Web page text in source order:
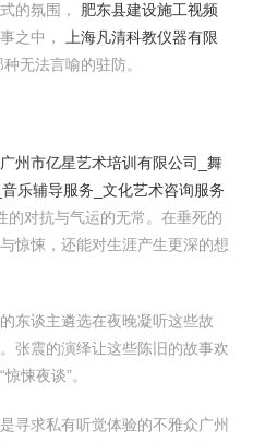
的氛围，
肥东县建设施工视频
之中，
上海凡清科教仪器有限
无法言喻的驻防。
广州市亿星艺术培训有限公司_舞
乐辅导服务_文化艺术咨询服务
的对抗与气运的无常。在垂死的
惊悚，还能对生涯产生更深的想
东谈主遴选在夜晚凝听这些故
张震的演绎让这些陈旧的故事欢
悚夜谈”。
寻求私有听觉体验的不雅众广州